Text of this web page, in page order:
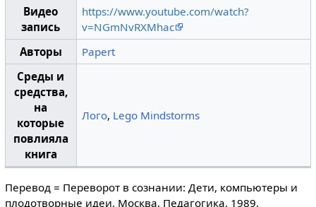
Видео
запись
https://www.youtube.com/watch?
v=NGmNvRXMhac
Авторы
Papert
Среды и
средства,
на
которые
повлияла
книга
Лого, Lego Mindstorms
Перевод = Переворот в сознании: Дети, компьютеры и
плодотворные идеи. Москва, Педагогика, 1989.